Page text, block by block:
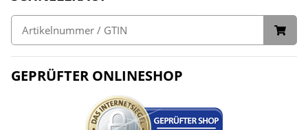
GEPRÜFTER ONLINESHOP